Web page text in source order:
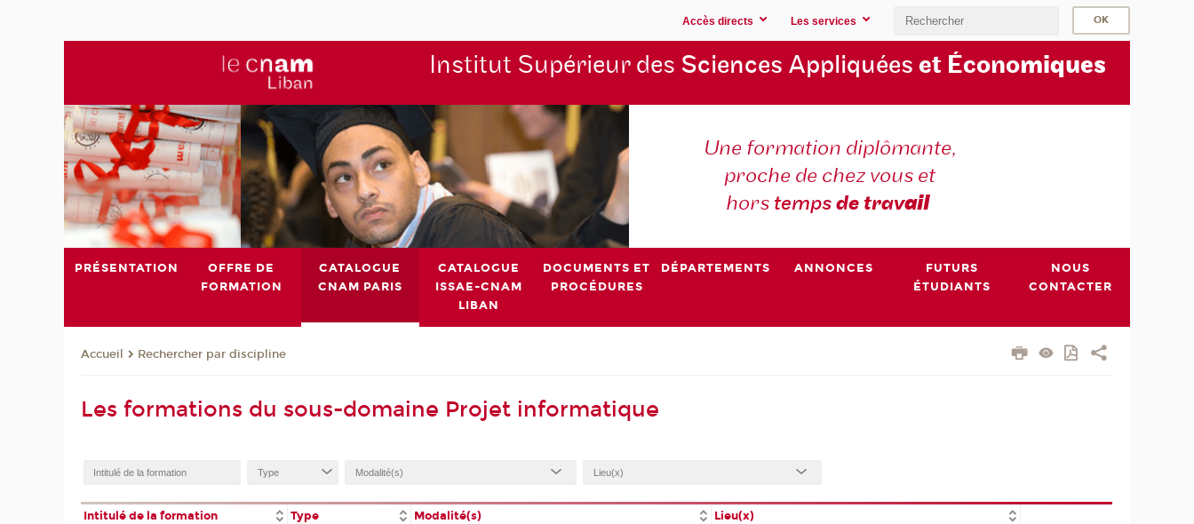
Accès directs Les services
Institut Supérieur des Sciences Appliquées et Économiques
Une formation diplômante,
proche de chez vous et
hors tempsde travail
PRÉSENTATION
OFFRE DE
FORMATION
CATALOGUE
CNAM PARIS
CATALOGUE
ISSAE-CNAM
LIBAN
DOCUMENTS ET
PROCÉDURES
DÉPARTEMENTS ANNONCES
FUTURS
ÉTUDIANTS
NOUS
CONTACTER
Accueil Rechercher par discipline
Les formations du sous-domaine Projet informatique
Intitulé de la formation Type Modalité(s) Lieu(x)